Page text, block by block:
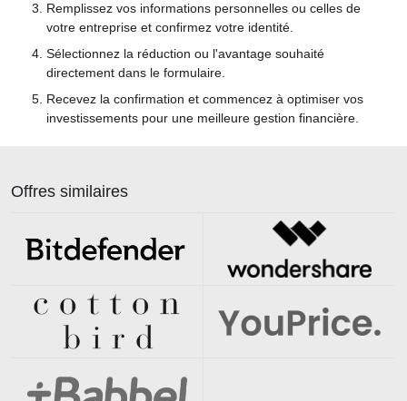
Remplissez vos informations personnelles ou celles de
votre entreprise et confirmez votre identité.
Sélectionnez la réduction ou l'avantage souhaité
directement dans le formulaire.
Recevez la confirmation et commencez à optimiser vos
investissements pour une meilleure gestion financière.
Offres similaires